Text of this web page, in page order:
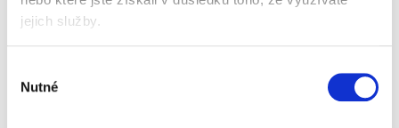
jejich služby.
souhlasu
Nutné
s aplikátorem